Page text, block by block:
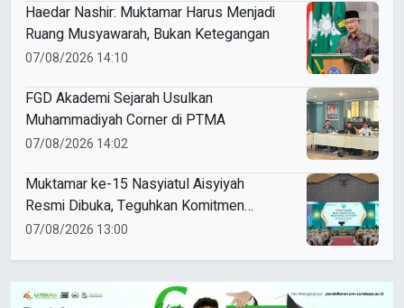
Haedar Nashir: Muktamar Harus Menjadi
Ruang Musyawarah, Bukan Ketegangan
07/08/2026 14:10
FGD Akademi Sejarah Usulkan
Muhammadiyah Corner di PTMA
07/08/2026 14:02
Muktamar ke-15 Nasyiatul Aisyiyah
Resmi Dibuka, Teguhkan Komitmen
Perempuan Muda Berkemajuan
07/08/2026 13:00